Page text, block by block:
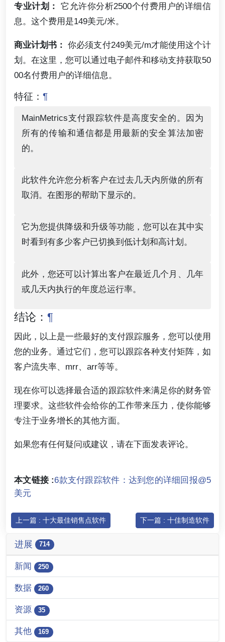
专业计划： 它允许你分析2500个付费用户的详细信
息。这个费用是149美元/米。
商业计划书： 你必须支付249美元/m才能使用这个计
划。在这里，您可以通过电子邮件和移动支持获取50
00名付费用户的详细信息。
特征： ¶
MainMetrics支付跟踪软件是高度安全的。因为
所有的传输和通信都是用最新的安全算法加密
的。
此软件允许您分析客户在过去几天内所做的所有
取消。在图形的帮助下显示的。
它为您提供降级和升级等功能，您可以在其中实
时看到有多少客户已切换到低计划和高计划。
此外，您还可以计算出客户在最近几个月、几年
或几天内执行的年度总运行率。
结论： ¶
因此，以上是一些最好的支付跟踪服务，您可以使用
您的业务。通过它们，您可以跟踪各种支付矩阵，如
客户流失率、mrr、arr等等。
现在你可以选择最合适的跟踪软件来满足你的财务管
理要求。这些软件会给你的工作带来压力，使你能够
专注于业务增长的其他方面。
如果您有任何疑问或建议，请在下面发表评论。
本文链接 :6款支付跟踪软件：达到您的详细回报@5
美元
上一篇 : 十大最佳销售点软件 下一篇 : 十佳制造软件
进展 714
新闻 250
数据 260
资源 35
其他 169